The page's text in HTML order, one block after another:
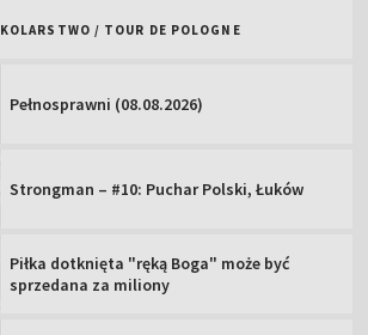
KOLARSTWO / TOUR DE POLOGNE
Pełnosprawni (08.08.2026)
Strongman – #10: Puchar Polski, Łuków
Piłka dotknięta "ręką Boga" może być
sprzedana za miliony